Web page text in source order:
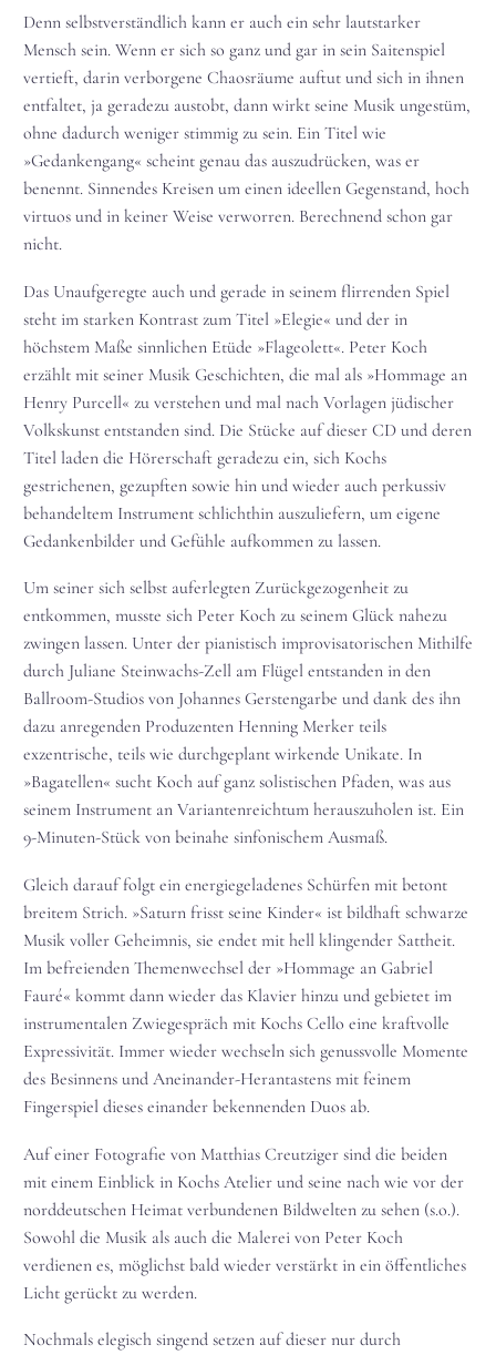
Denn selbstverständlich kann er auch ein sehr lautstarker
Mensch sein. Wenn er sich so ganz und gar in sein Saitenspiel
vertieft, darin verborgene Chaosräume auftut und sich in ihnen
entfaltet, ja geradezu austobt, dann wirkt seine Musik ungestüm,
ohne dadurch weniger stimmig zu sein. Ein Titel wie
»Gedankengang« scheint genau das auszudrücken, was er
benennt. Sinnendes Kreisen um einen ideellen Gegenstand, hoch
virtuos und in keiner Weise verworren. Berechnend schon gar
nicht.
Das Unaufgeregte auch und gerade in seinem flirrenden Spiel
steht im starken Kontrast zum Titel »Elegie« und der in
höchstem Maße sinnlichen Etüde »Flageolett«. Peter Koch
erzählt mit seiner Musik Geschichten, die mal als »Hommage an
Henry Purcell« zu verstehen und mal nach Vorlagen jüdischer
Volkskunst entstanden sind. Die Stücke auf dieser CD und deren
Titel laden die Hörerschaft geradezu ein, sich Kochs
gestrichenen, gezupften sowie hin und wieder auch perkussiv
behandeltem Instrument schlichthin auszuliefern, um eigene
Gedankenbilder und Gefühle aufkommen zu lassen.
Um seiner sich selbst auferlegten Zurückgezogenheit zu
entkommen, musste sich Peter Koch zu seinem Glück nahezu
zwingen lassen. Unter der pianistisch improvisatorischen Mithilfe
durch Juliane Steinwachs-Zell am Flügel entstanden in den
Ballroom-Studios von Johannes Gerstengarbe und dank des ihn
dazu anregenden Produzenten Henning Merker teils
exzentrische, teils wie durchgeplant wirkende Unikate. In
»Bagatellen« sucht Koch auf ganz solistischen Pfaden, was aus
seinem Instrument an Variantenreichtum herauszuholen ist. Ein
9-Minuten-Stück von beinahe sinfonischem Ausmaß.
Gleich darauf folgt ein energiegeladenes Schürfen mit betont
breitem Strich. »Saturn frisst seine Kinder« ist bildhaft schwarze
Musik voller Geheimnis, sie endet mit hell klingender Sattheit.
Im befreienden Themenwechsel der »Hommage an Gabriel
Fauré« kommt dann wieder das Klavier hinzu und gebietet im
instrumentalen Zwiegespräch mit Kochs Cello eine kraftvolle
Expressivität. Immer wieder wechseln sich genussvolle Momente
des Besinnens und Aneinander-Herantastens mit feinem
Fingerspiel dieses einander bekennenden Duos ab.
Auf einer Fotografie von Matthias Creutziger sind die beiden
mit einem Einblick in Kochs Atelier und seine nach wie vor der
norddeutschen Heimat verbundenen Bildwelten zu sehen (s.o.).
Sowohl die Musik als auch die Malerei von Peter Koch
verdienen es, möglichst bald wieder verstärkt in ein öffentliches
Licht gerückt zu werden.
Nochmals elegisch singend setzen auf dieser nur durch